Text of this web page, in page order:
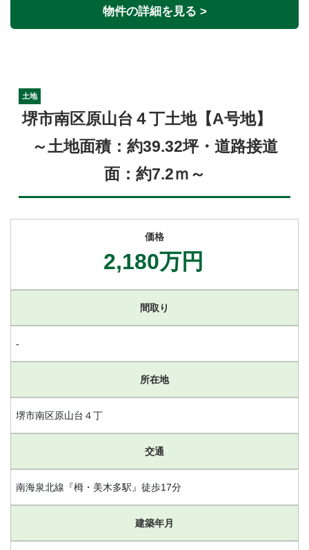
物件の詳細を見る >
土地
堺市南区原山台４丁土地【A号地】
～土地面積：約39.32坪・道路接道
面：約7.2ｍ～
価格
2,180万円
間取り
-
所在地
堺市南区原山台４丁
交通
南海泉北線『栂・美木多駅』徒歩17分
建築年月